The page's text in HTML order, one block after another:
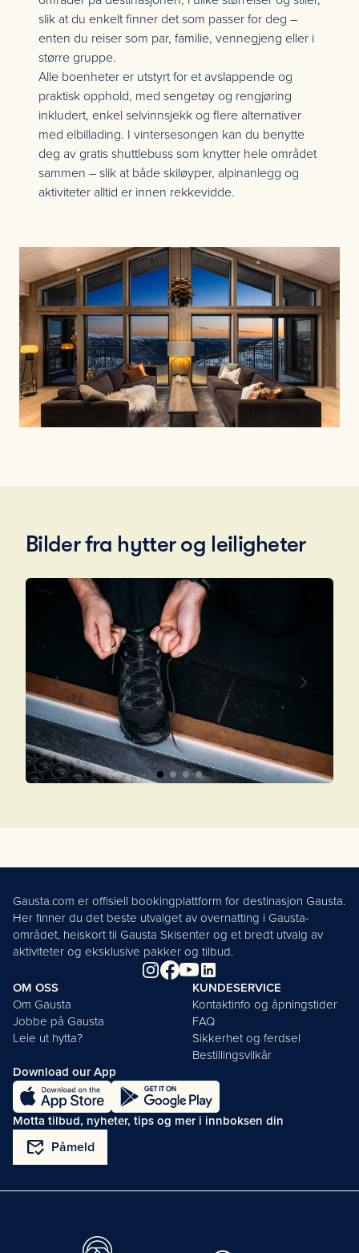
slik at du enkelt finner det som passer for deg –
enten du reiser som par, familie, vennegjeng eller i
større gruppe.
Alle boenheter er utstyrt for et avslappende og
praktisk opphold, med sengetøy og rengjøring
inkludert, enkel selvinnsjekk og flere alternativer
med elbillading. I vintersesongen kan du benytte
deg av gratis shuttlebuss som knytter hele området
sammen – slik at både skiløyper, alpinanlegg og
aktiviteter alltid er innen rekkevidde.
Bilder fra hytter og leiligheter
Gausta.com er offisiell bookingplattform for destinasjon Gausta.
Her finner du det beste utvalget av overnatting i Gausta-
området, heiskort til Gausta Skisenter og et bredt utvalg av
aktiviteter og eksklusive pakker og tilbud.
OM OSS
Om Gausta
Jobbe på Gausta
Leie ut hytta?
KUNDESERVICE
Kontaktinfo og åpningstider
FAQ
Sikkerhet og ferdsel
Bestillingsvilkår
Download our App
Motta tilbud, nyheter, tips og mer i innboksen din
mark_email_read Påmeld